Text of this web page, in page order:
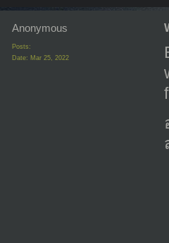
Anonymous
Posts:
Date: Mar 25, 2022